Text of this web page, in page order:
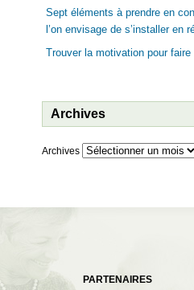
Sept éléments à prendre en
l’on envisage de s’installer en
Trouver la motivation pour faire
Archives
Archives
PARTENAIRES